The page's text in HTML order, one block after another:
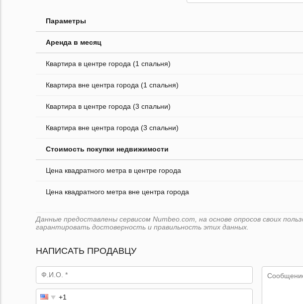
Параметры
Аренда в месяц
Квартира в центре города (1 спальня)
Квартира вне центра города (1 спальня)
Квартира в центре города (3 спальни)
Квартира вне центра города (3 спальни)
Стоимость покупки недвижимости
Цена квадратного метра в центре города
Цена квадратного метра вне центра города
Данные предоставлены сервисом Numbeo.com, на основе опросов своих
гарантировать достоверность и правильность этих данных.
НАПИСАТЬ ПРОДАВЦУ